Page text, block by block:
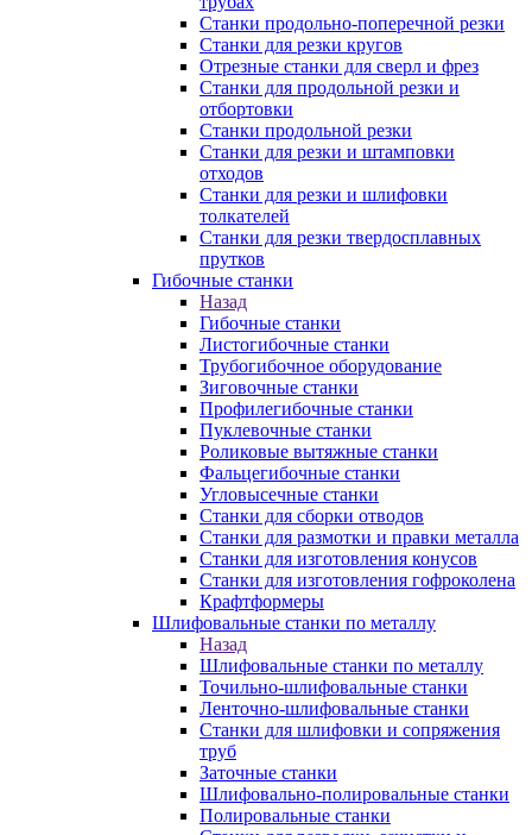
Станки продольно-поперечной резки
Станки для резки кругов
Отрезные станки для сверл и фрез
Станки для продольной резки и
отбортовки
Станки продольной резки
Станки для резки и штамповки
отходов
Станки для резки и шлифовки
толкателей
Станки для резки твердосплавных
прутков
Гибочные станки
Назад
Гибочные станки
Листогибочные станки
Трубогибочное оборудование
Зиговочные станки
Профилегибочные станки
Пуклевочные станки
Роликовые вытяжные станки
Фальцегибочные станки
Угловысечные станки
Станки для сборки отводов
Станки для размотки и правки металла
Станки для изготовления конусов
Станки для изготовления гофроколена
Крафтформеры
Шлифовальные станки по металлу
Назад
Шлифовальные станки по металлу
Точильно-шлифовальные станки
Ленточно-шлифовальные станки
Станки для шлифовки и сопряжения
труб
Заточные станки
Шлифовально-полировальные станки
Полировальные станки